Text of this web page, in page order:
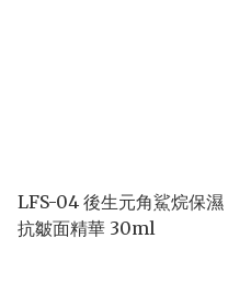
LFS-04 後生元角鯊烷保濕
抗皺面精華 30ml